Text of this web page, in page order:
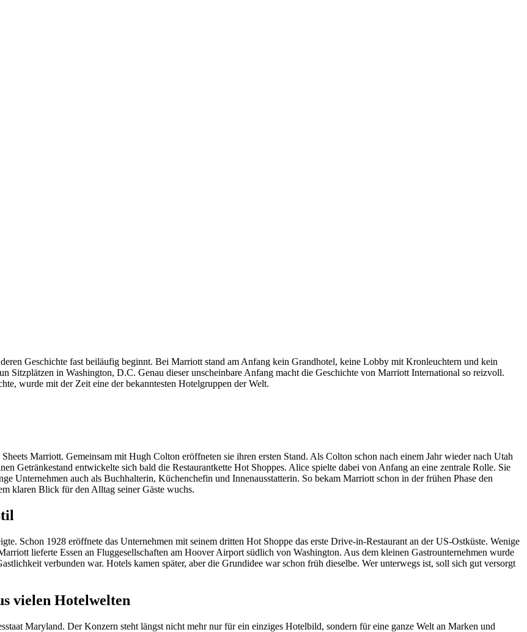
Geschichte fast beiläufig beginnt. Bei Marriott stand am Anfang kein Grandhotel, keine Lobby mit Kronleuchtern und kein
in Washington, D.C. Genau dieser unscheinbare Anfang macht die Geschichte von Marriott International so reizvoll.
wurde mit der Zeit eine der bekanntesten Hotelgruppen der Welt.
Marriott. Gemeinsam mit Hugh Colton eröffneten sie ihren ersten Stand. Als Colton schon nach einem Jahr wieder nach Utah
Getränkestand entwickelte sich bald die Restaurantkette Hot Shoppes. Alice spielte dabei von Anfang an eine zentrale Rolle. Sie
Unternehmen auch als Buchhalterin, Küchenchefin und Innenausstatterin. So bekam Marriott schon in der frühen Phase den
klaren Blick für den Alltag seiner Gäste wuchs.
Schon 1928 eröffnete das Unternehmen mit seinem dritten Hot Shoppe das erste Drive-in-Restaurant an der US-Ostküste. Wenige
lieferte Essen an Fluggesellschaften am Hoover Airport südlich von Washington. Aus dem kleinen Gastrounternehmen wurde
verbunden war. Hotels kamen später, aber die Grundidee war schon früh dieselbe. Wer unterwegs ist, soll sich gut versorgt
vielen Hotelwelten
Maryland. Der Konzern steht längst nicht mehr nur für ein einziges Hotelbild, sondern für eine ganze Welt an Marken und